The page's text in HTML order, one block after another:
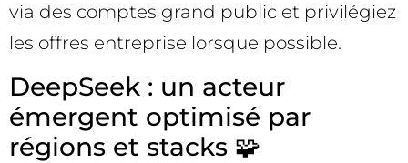
via des comptes grand public et privilégiez
les offres entreprise lorsque possible.
DeepSeek : un acteur
émergent optimisé par
régions et stacks 🧩